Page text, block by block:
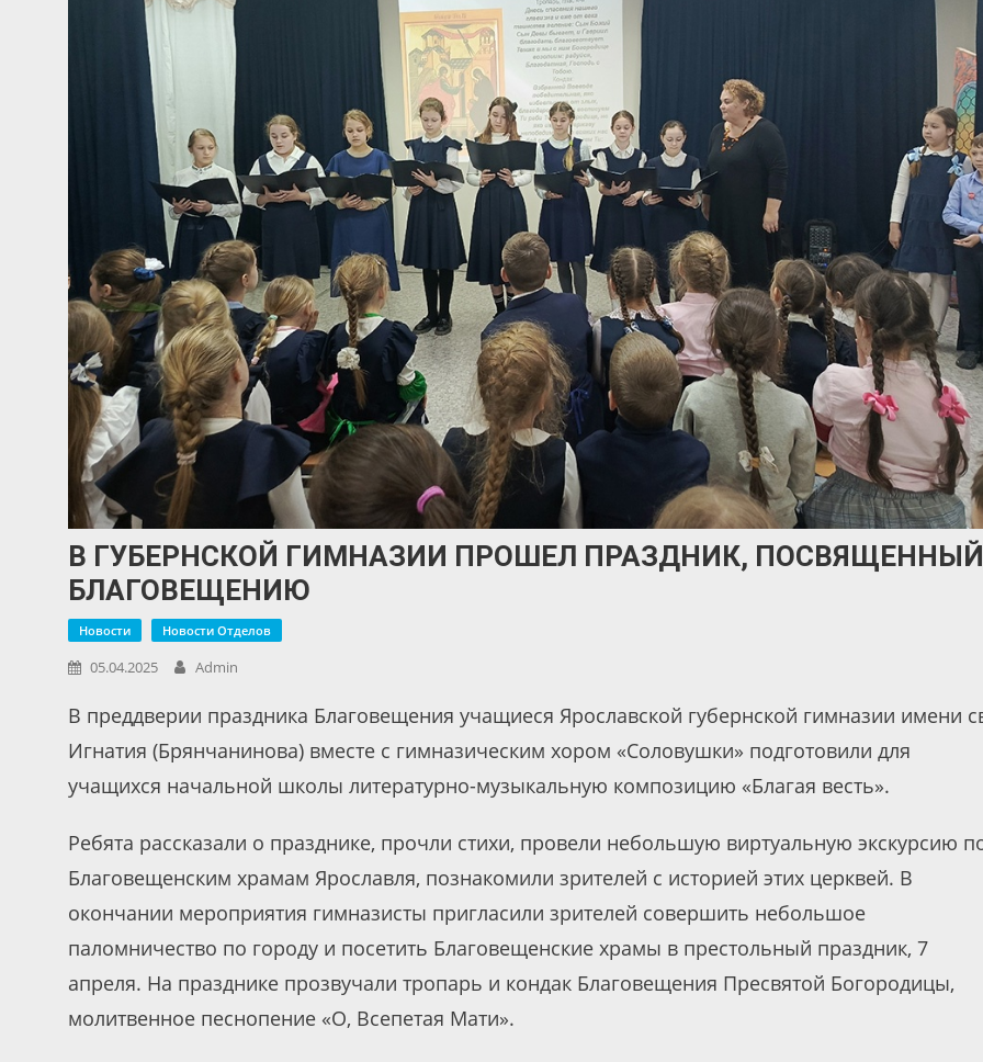
В ГУБЕРНСКОЙ ГИМНАЗИИ ПРОШЕЛ ПРАЗДНИК, ПОСВЯЩЕННЫЙ
БЛАГОВЕЩЕНИЮ
Новости Новости Отделов
05.04.2025 Admin
В преддверии праздника Благовещения учащиеся Ярославской губернской гимназии имени
Игнатия (Брянчанинова) вместе с гимназическим хором «Соловушки» подготовили для
учащихся начальной школы литературно-музыкальную композицию «Благая весть».
Ребята рассказали о празднике, прочли стихи, провели небольшую виртуальную экскурсию
Благовещенским храмам Ярославля, познакомили зрителей с историей этих церквей. В
окончании мероприятия гимназисты пригласили зрителей совершить небольшое
паломничество по городу и посетить Благовещенские храмы в престольный праздник, 7
апреля. На празднике прозвучали тропарь и кондак Благовещения Пресвятой Богородицы,
молитвенное песнопение «О, Всепетая Мати».